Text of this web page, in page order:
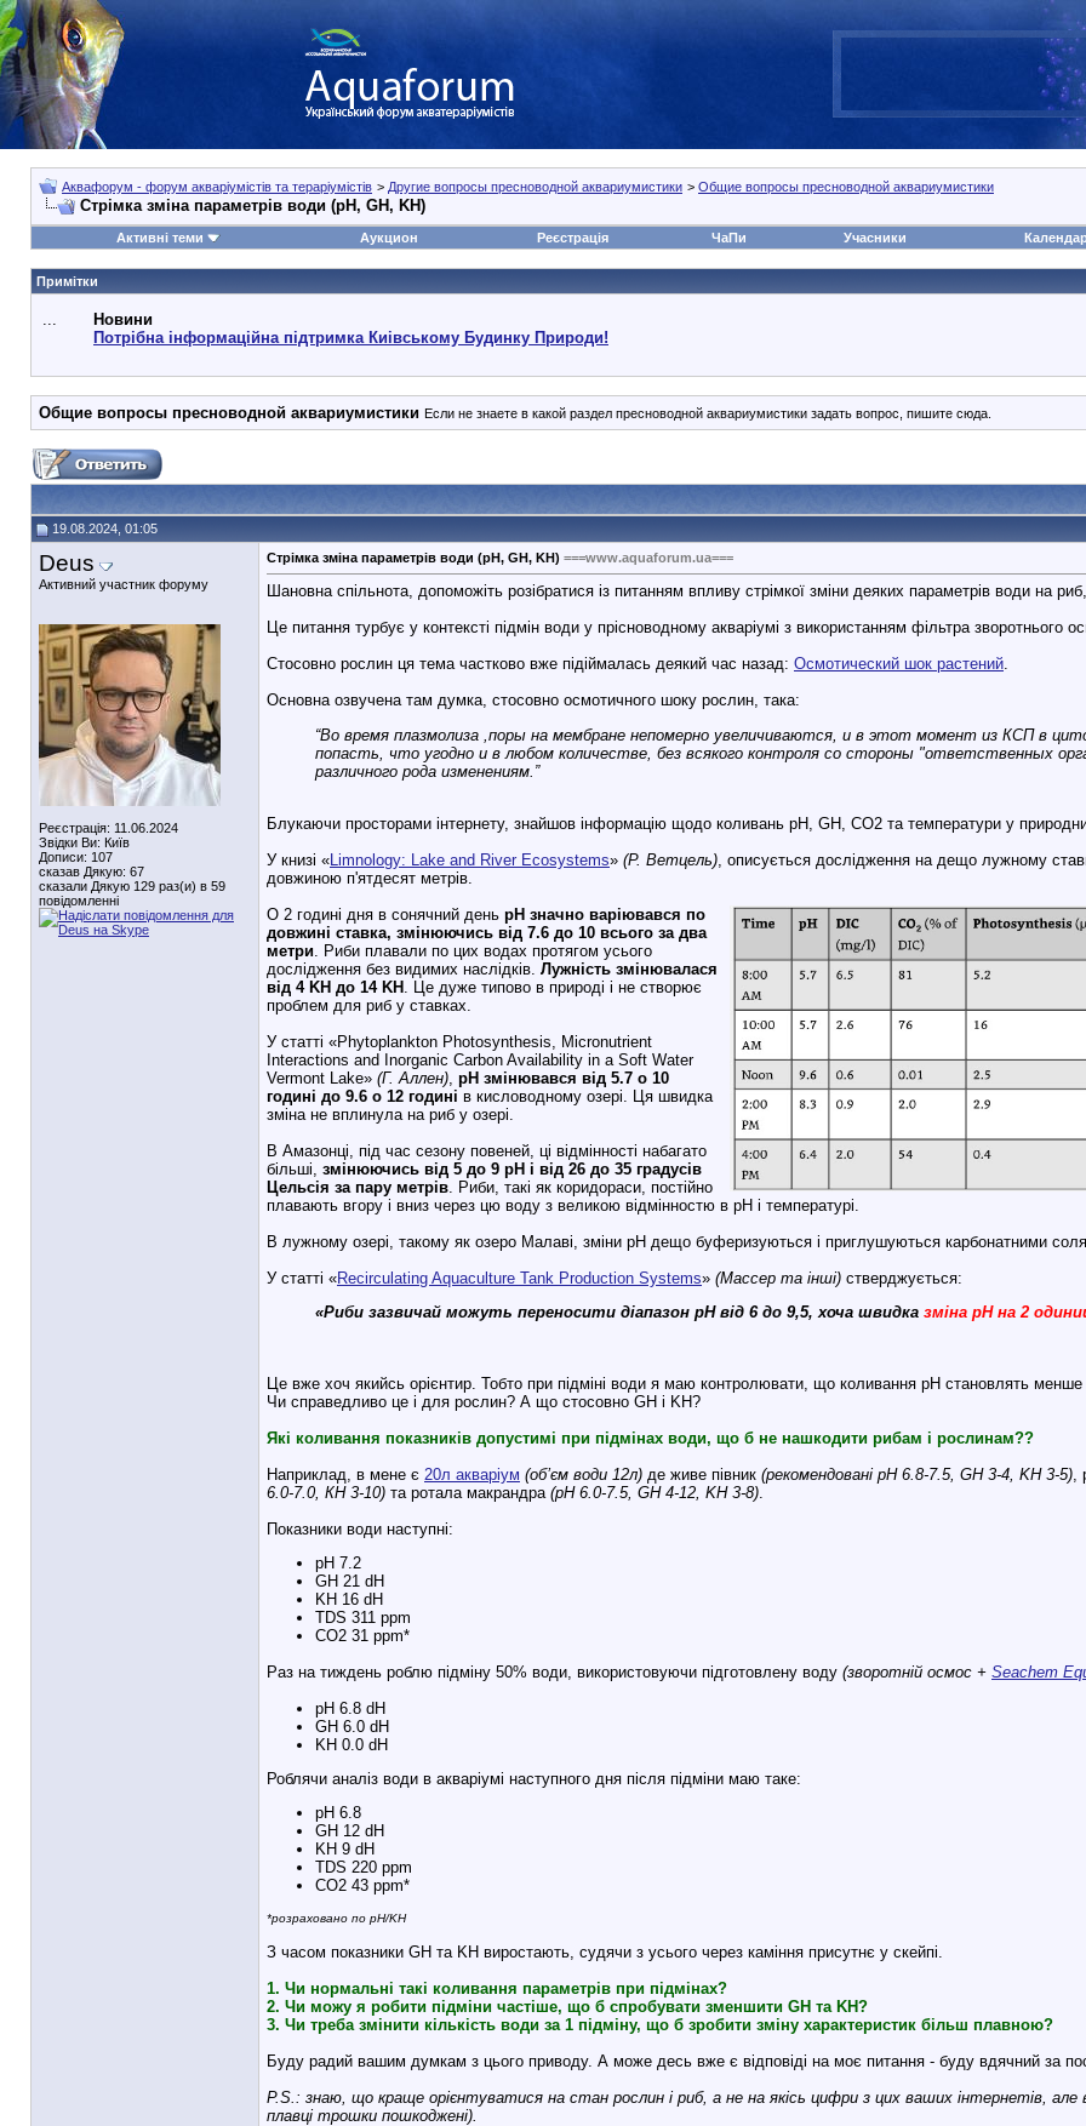
Аквафорум - форум акваріумістів та тераріумістів > Другие вопросы пресноводной аквариумистики > Общие вопросы пресноводной аквариумистики
Стрімка зміна параметрів води (pH, GH, KH)
Активні теми Аукцион Реєстрація ЧаПи Учасники
Примітки
...
Новини
Потрібна інформаційна підтримка Киівському Будинку Природи!
Общие вопросы пресноводной аквариумистики Если не знаете в какой раздел пресноводной аквариумистики задать вопрос, пишите сюда.
19.08.2024, 01:05
Deus
Активний участник форуму
Реєстрація: 11.06.2024
Звідки Ви: Київ
Дописи: 107
сказав Дякую: 67
сказали Дякую 129 раз(и) в 59
повідомленні
Стрімка зміна параметрів води (pH, GH, KH) ===www.aquaforum.ua===
Шановна спільнота, допоможіть розібратися із питанням впливу стрімкої зміни деяких параметрів води на
Це питання турбує у контексті підмін води у прісноводному акваріумі з використанням фільтра зворотнього
Стосовно рослин ця тема частково вже підіймалась деякий час назад: Осмотический шок растений.
Основна озвучена там думка, стосовно осмотичного шоку рослин, така:
“Во время плазмолиза ,поры на мембране непомерно увеличиваются, и в этот момент из КСП в
попасть, что угодно и в любом количестве, без всякого контроля со стороны "ответственных
различного рода изменениям.”
Блукаючи просторами інтернету, знайшов інформацію щодо коливань pH, GH, CO2 та температури у
У книзі « Limnology: Lake and River Ecosystems» (Р. Ветцель) , описується дослідження на дещо лужному
довжиною п'ятдесят метрів.
О 2 годині дня в сонячний день pH значно варіювався по
довжині ставка, змінюючись від 7.6 до 10 всього за два
метри . Риби плавали по цих водах протягом усього
дослідження без видимих наслідків. Лужність змінювалася
від 4 KH до 14 KH
. Це дуже типово в природі і не створює
проблем для риб у ставках.
У статті «Phytoplankton Photosynthesis, Micronutrient
Interactions and Inorganic Carbon Availability in a Soft Water
Vermont Lake» (Г. Аллен) pH змінювався від 5.7 о 10
годині до 9.6 о 12 годині в кисловодному озері. Ця швидка
зміна не вплинула на риб у озері.
В Амазонці, під час сезону повеней, ці відмінності набагато
більші, змінюючись від 5 до 9 pH і від 26 до 35 градусів
Цельсія за пару метрів . Риби, такі як коридораси, постійно
плавають вгору і вниз через цю воду з великою відмінностю в pH і температурі.
В лужному озері, такому як озеро Малаві, зміни pH дещо буферизуються і приглушуються карбонатними
У статті «Recirculating Aquaculture Tank Production Systems» (Массер та інші) стверджується:
«Риби зазвичай можуть переносити діапазон pH від 6 до 9,5, хоча швидка зміна pH на 2
Це вже хоч якийсь орієнтир. Тобто при підміні води я маю контролювати, що коливання pH становлять
Чи справедливо це і для рослин? А що стосовно GH і KH?
Які коливання показників допустимі при підмінах води, що б не нашкодити рибам і рослинам??
Наприклад, в мене є 20л акваріум (обʼєм води 12л) де живе півник (рекомендовані pH 6.8-7.5, GH 3-4, KH 3-5)
6.0-7.0, КH 3-10) та ротала макрандра (pH 6.0-7.5, GH 4-12, KH 3-8)
Показники води наступні:
pH 7.2
GH 21 dH
KH 16 dH
TDS 311 ppm
CO2 31 ppm*
Раз на тиждень роблю підміну 50% води, використовуючи підготовлену воду (зворотній осмос + Seachem
pH 6.8 dH
GH 6.0 dH
KH 0.0 dH
Роблячи аналіз води в акваріумі наступного дня після підміни маю таке:
pH 6.8
GH 12 dH
KH 9 dH
TDS 220 ppm
CO2 43 ppm*
*розраховано по pH/KH
З часом показники GH та KH виростають, судячи з усього через каміння присутнє у скейпі.
1. Чи нормальні такі коливання параметрів при підмінах?
2. Чи можу я робити підміни частіше, що б спробувати зменшити GH та KH?
3. Чи треба змінити кількість води за 1 підміну, що б зробити зміну характеристик більш плавною?
Буду радий вашим думкам з цього приводу. А може десь вже є відповіді на моє питання - буду вдячний за
P.S.: знаю, що краще орієнтуватися на стан рослин і риб, а не на якісь цифри з цих ваших інтернетів, але
плавці трошки пошкоджені).